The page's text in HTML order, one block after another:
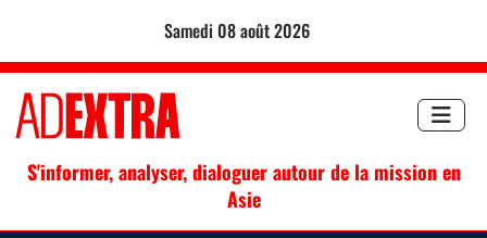
samedi 08 août 2026
S'informer, analyser, dialoguer autour de la mission en
Asie